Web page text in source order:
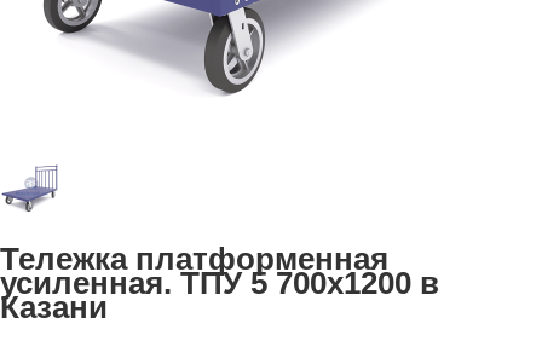
Тележка платформенная
усиленная. ТПУ 5 700х1200 в
Казани